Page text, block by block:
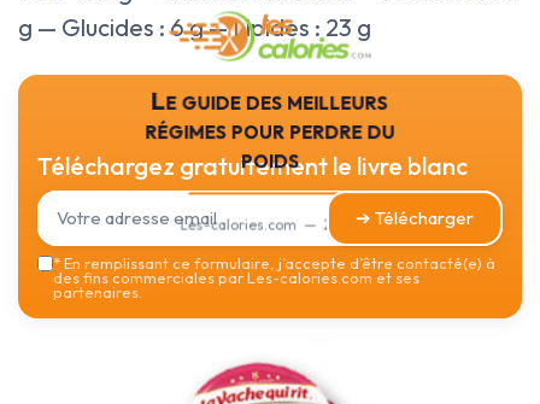
g — Glucides : 6 g — Lipides : 23 g
Le guide des meilleurs
régimes pour perdre du
poids
Les-calories.com — 2026
Téléchargez gratuitement le livre blanc
➔ Télécharger
*En remplissant ce formulaire, j’accepte d’être contacté(e) à
des fins commerciales par Les-calories.com et ses
partenaires.